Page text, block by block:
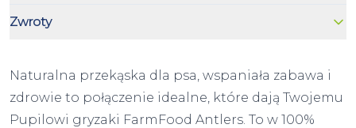
Zwroty
Naturalna przekąska dla psa , wspaniała zabawa i
zdrowie to połączenie idealne, które dają Twojemu
Pupilowi gryzaki FarmFood Antlers. To w 100%